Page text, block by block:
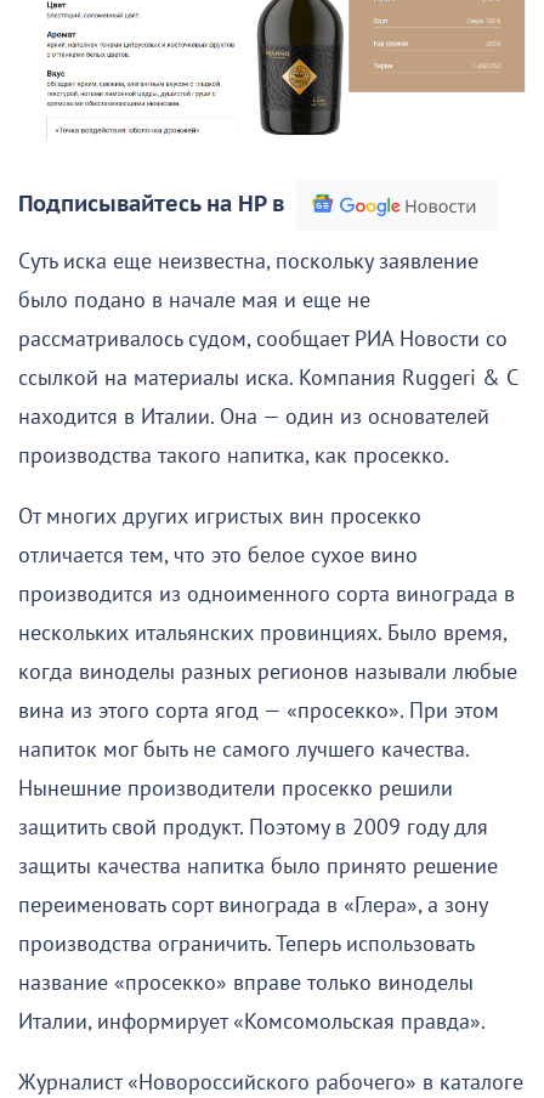
Подписывайтесь на НР в
Суть иска еще неизвестна, поскольку заявление
было подано в начале мая и еще не
рассматривалось судом, сообщает РИА Новости со
ссылкой на материалы иска. Компания Ruggeri & C
находится в Италии. Она — один из основателей
производства такого напитка, как просекко.
От многих других игристых вин просекко
отличается тем, что это белое сухое вино
производится из одноименного сорта винограда в
нескольких итальянских провинциях. Было время,
когда виноделы разных регионов называли любые
вина из этого сорта ягод — «просекко». При этом
напиток мог быть не самого лучшего качества.
Нынешние производители просекко решили
защитить свой продукт. Поэтому в 2009 году для
защиты качества напитка было принято решение
переименовать сорт винограда в «Глера», а зону
производства ограничить. Теперь использовать
название «просекко» вправе только виноделы
Италии, информирует «Комсомольская правда».
Журналист «Новороссийского рабочего» в каталоге